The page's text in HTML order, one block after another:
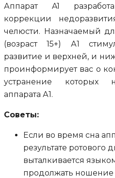
Аппарат A1
коррекции
челюсти. Назначаемый
(возраст 15+) А1
развитие и верхней, и
проинформирует вас о
устранение которых
аппарата А1.
Советы:
Если во время сна
результате ротового
выталкивается
продолжать ношение